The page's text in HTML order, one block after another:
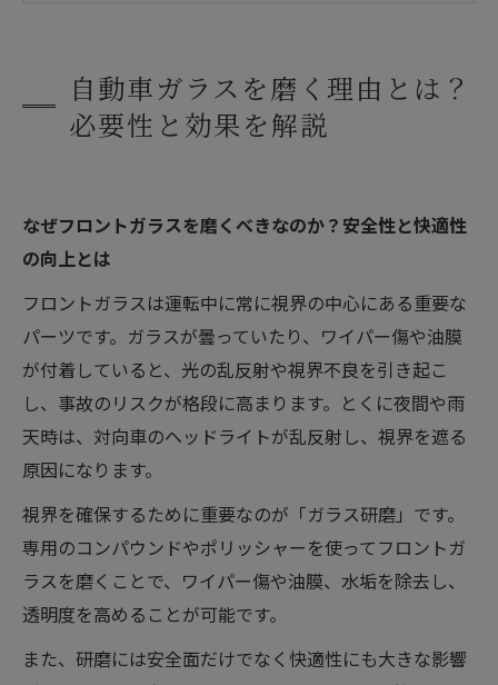
よくある質問
会社概要
自動車ガラスを磨く理由とは？
必要性と効果を解説
なぜフロントガラスを磨くべきなのか？安全性と快適性
の向上とは
フロントガラスは運転中に常に視界の中心にある重要な
パーツです。ガラスが曇っていたり、ワイパー傷や油膜
が付着していると、光の乱反射や視界不良を引き起こ
し、事故のリスクが格段に高まります。とくに夜間や雨
天時は、対向車のヘッドライトが乱反射し、視界を遮る
原因になります。
視界を確保するために重要なのが「ガラス研磨」です。
専用のコンパウンドやポリッシャーを使ってフロントガ
ラスを磨くことで、ワイパー傷や油膜、水垢を除去し、
透明度を高めることが可能です。
また、研磨には安全面だけでなく快適性にも大きな影響